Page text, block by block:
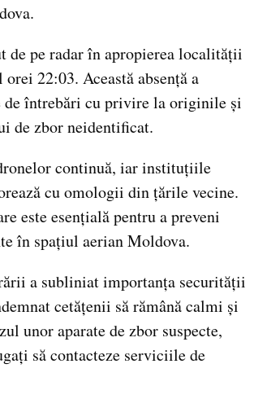
de pe radar în apropierea localității
22:03. Această absență a
de întrebări cu privire la originile și
de zbor neidentificat.
continuă, iar instituțiile
cu omologii din țările vecine.
este esențială pentru a preveni
în spațiul aerian Moldova.
a subliniat importanța securității
cetățenii să rămână calmi și
unor aparate de zbor suspecte,
să contacteze serviciile de